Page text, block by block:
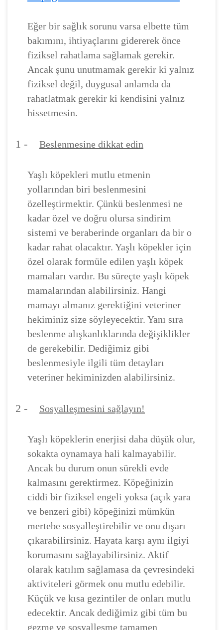
Eğer bir sağlık sorunu varsa elbette tüm
bakımını, ihtiyaçlarını gidererek önce
fiziksel rahatlama sağlamak gerekir.
Ancak şunu unutmamak gerekir ki yalnız
fiziksel değil, duygusal anlamda da
rahatlatmak gerekir ki kendisini yalnız
hissetmesin.
1 - Beslenmesine dikkat edin
Yaşlı köpekleri mutlu etmenin
yollarından biri beslenmesini
özelleştirmektir. Çünkü beslenmesi ne
kadar özel ve doğru olursa sindirim
sistemi ve beraberinde organları da bir o
kadar rahat olacaktır. Yaşlı köpekler için
özel olarak formüle edilen yaşlı köpek
mamaları vardır. Bu süreçte yaşlı köpek
mamalarından alabilirsiniz. Hangi
mamayı almanız gerektiğini veteriner
hekiminiz size söyleyecektir. Yanı sıra
beslenme alışkanlıklarında değişiklikler
de gerekebilir. Dediğimiz gibi
beslenmesiyle ilgili tüm detayları
veteriner hekiminizden alabilirsiniz.
2 - Sosyalleşmesini sağlayın!
Yaşlı köpeklerin enerjisi daha düşük olur,
sokakta oynamaya hali kalmayabilir.
Ancak bu durum onun sürekli evde
kalmasını gerektirmez. Köpeğinizin
ciddi bir fiziksel engeli yoksa (açık yara
ve benzeri gibi) köpeğinizi mümkün
mertebe sosyalleştirebilir ve onu dışarı
çıkarabilirsiniz. Hayata karşı aynı ilgiyi
korumasını sağlayabilirsiniz. Aktif
olarak katılım sağlamasa da çevresindeki
aktiviteleri görmek onu mutlu edebilir.
Küçük ve kısa gezintiler de onları mutlu
edecektir. Ancak dediğimiz gibi tüm bu
gezme ve sosyalleşme tamamen